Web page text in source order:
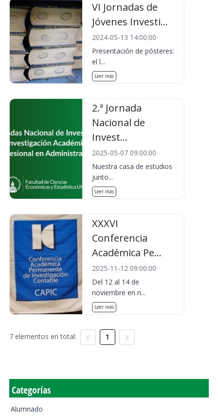
VI Jornadas de
Jóvenes Investi...
2024-05-13 14:00:00
Presentación de pósteres:
el l...
Leer más
2.ª Jornada
Nacional de
Invest...
2025-05-07 09:00:00
Nuestra casa de estudios
junto...
Leer más
XXXVI
Conferencia
Académica Pe...
2025-11-12 09:00:00
Del 12 al 14 de
noviembre en n...
Leer más
7 elementos en total: 1
Categorías
Alumnado